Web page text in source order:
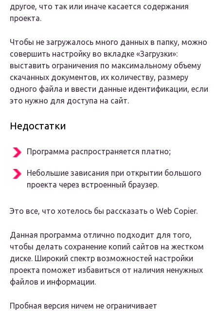
другое, что так или иначе касается содержания
проекта.
Чтобы не загружалось много данных в папку, можно
совершить настройку во вкладке «Загрузки»:
выставить ограничения по максимальному объему
скачанных документов, их количеству, размеру
одного файла и ввести данные идентификации, если
это нужно для доступа на сайт.
Недостатки
Программа распространяется платно;
Небольшие зависания при открытии большого
проекта через встроенный браузер.
Это все, что хотелось бы рассказать о Web Copier.
Данная программа отлично подходит для того,
чтобы делать сохранение копий сайтов на жестком
диске. Широкий спектр возможностей настройки
проекта поможет избавиться от наличия ненужных
файлов и информации.
Пробная версия ничем не ограничивает